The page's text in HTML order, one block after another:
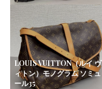
LOUIS VUITTON（ルイ ヴ
ィトン）モノグラム ソミュ
ール35